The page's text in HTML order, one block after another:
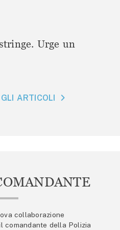
Urge un
ARTICOLI
collaborazione
comandante della Polizia